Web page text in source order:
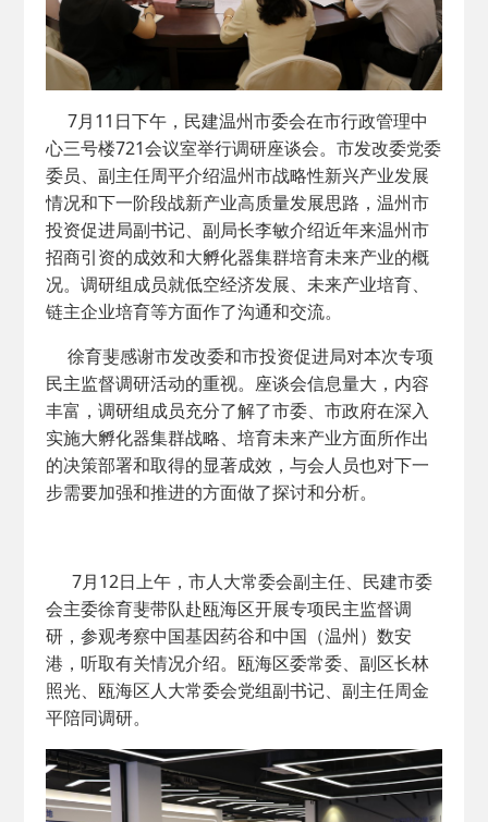
7月11日下午，民建温州市委会在市行政管理中
心三号楼721会议室举行调研座谈会。市发改委党委
委员、副主任周平介绍温州市战略性新兴产业发展
情况和下一阶段战新产业高质量发展思路，温州市
投资促进局副书记、副局长李敏介绍近年来温州市
招商引资的成效和大孵化器集群培育未来产业的概
况。调研组成员就低空经济发展、未来产业培育、
链主企业培育等方面作了沟通和交流。
徐育斐感谢市发改委和市投资促进局对本次专项
民主监督调研活动的重视。座谈会信息量大，内容
丰富，调研组成员充分了解了市委、市政府在深入
实施大孵化器集群战略、培育未来产业方面所作出
的决策部署和取得的显著成效，与会人员也对下一
步需要加强和推进的方面做了探讨和分析。
7月12日上午，市人大常委会副主任、民建市委
会主委徐育斐带队赴瓯海区开展专项民主监督调
研，参观考察中国基因药谷和中国（温州）数安
港，听取有关情况介绍。瓯海区委常委、副区长林
照光、瓯海区人大常委会党组副书记、副主任周金
平陪同调研。